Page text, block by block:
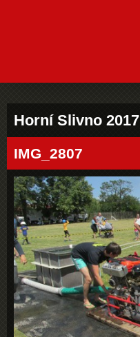
Horní­ Slivno 2017
IMG_2807